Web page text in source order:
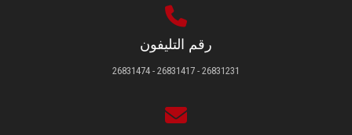
رقم التليفون
26831231 - 26831417 - 26831474